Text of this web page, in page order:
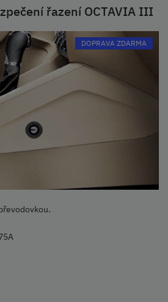
řazení OCTAVIA III
DOPRAVA ZDARMA